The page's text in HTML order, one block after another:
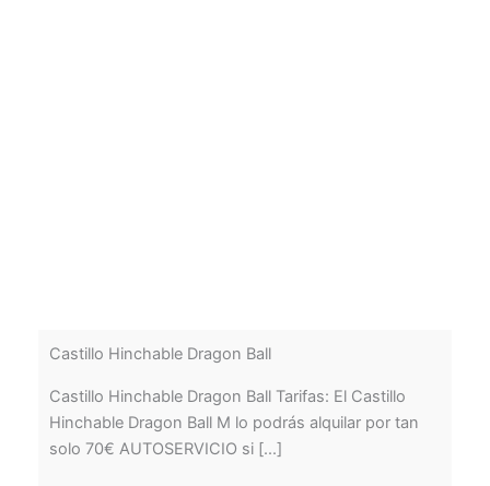
Castillo Hinchable Dragon Ball
Castillo Hinchable Dragon Ball Tarifas: El Castillo
Hinchable Dragon Ball M lo podrás alquilar por tan
solo 70€ AUTOSERVICIO si [...]